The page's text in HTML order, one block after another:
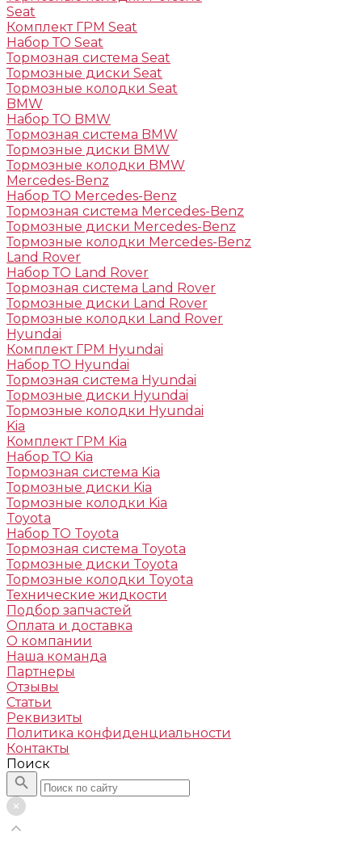
Seat
Комплект ГРМ Seat
Набор ТО Seat
Тормозная система Seat
Тормозные диски Seat
Тормозные колодки Seat
BMW
Набор ТО BMW
Тормозная система BMW
Тормозные диски BMW
Тормозные колодки BMW
Mercedes-Benz
Набор ТО Mercedes-Benz
Тормозная система Mercedes-Benz
Тормозные диски Mercedes-Benz
Тормозные колодки Mercedes-Benz
Land Rover
Набор ТО Land Rover
Тормозная система Land Rover
Тормозные диски Land Rover
Тормозные колодки Land Rover
Hyundai
Комплект ГРМ Hyundai
Набор ТО Hyundai
Тормозная система Hyundai
Тормозные диски Hyundai
Тормозные колодки Hyundai
Kia
Комплект ГРМ Kia
Набор ТО Kia
Тормозная система Kia
Тормозные диски Kia
Тормозные колодки Kia
Toyota
Набор ТО Toyota
Тормозная система Toyota
Тормозные диски Toyota
Тормозные колодки Toyota
Технические жидкости
Подбор запчастей
Оплата и доставка
О компании
Наша команда
Партнеры
Отзывы
Статьи
Реквизиты
Политика конфиденциальности
Контакты
Поиск